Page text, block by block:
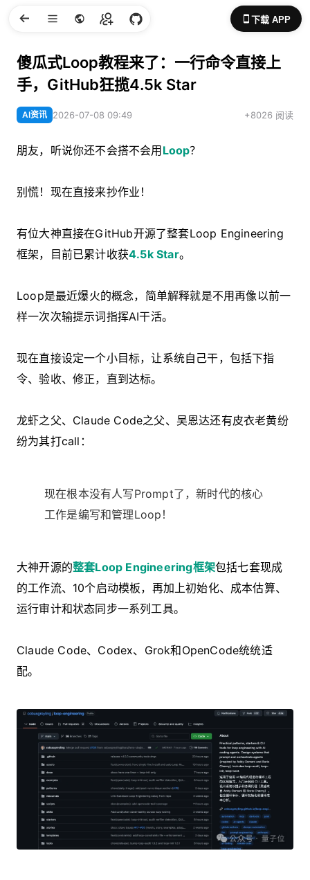
下载 APP
傻瓜式Loop教程来了：一行命令直接上
手，GitHub狂揽4.5k Star
AI资讯 2026-07-08 09:49 +8026 阅读
朋友，听说你还不会搭不会用 Loop？
别慌！现在直接来抄作业！
有位大神直接在GitHub开源了整套Loop Engineering
框架，目前已累计收获4.5k Star。
Loop是最近爆火的概念，简单解释就是不用再像以前一
样一次次输提示词指挥AI干活。
现在直接设定一个小目标，让系统自己干，包括下指
令、验收、修正，直到达标。
龙虾之父、Claude Code之父、吴恩达还有皮衣老黄纷
纷为其打call：
现在根本没有人写Prompt了，新时代的核心
工作是编写和管理Loop！
大神开源的整套Loop Engineering框架包括七套现成
的工作流、10个启动模板，再加上初始化、成本估算、
运行审计和状态同步一系列工具。
Claude Code、Codex、Grok和OpenCode统统适
配。